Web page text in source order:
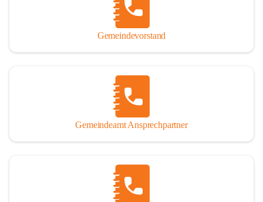
Gemeindevorstand
Gemeindeamt Ansprechpartner